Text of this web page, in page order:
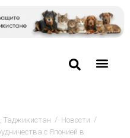
Таджикистан / Новости /
с Японией в